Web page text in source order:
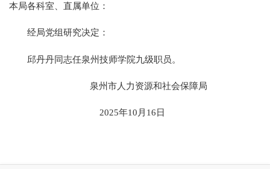
本局各科室、直属单位：
经局党组研究决定：
邱丹丹同志任泉州技师学院九级职员。
泉州市人力资源和社会保障局
2025年10月16日